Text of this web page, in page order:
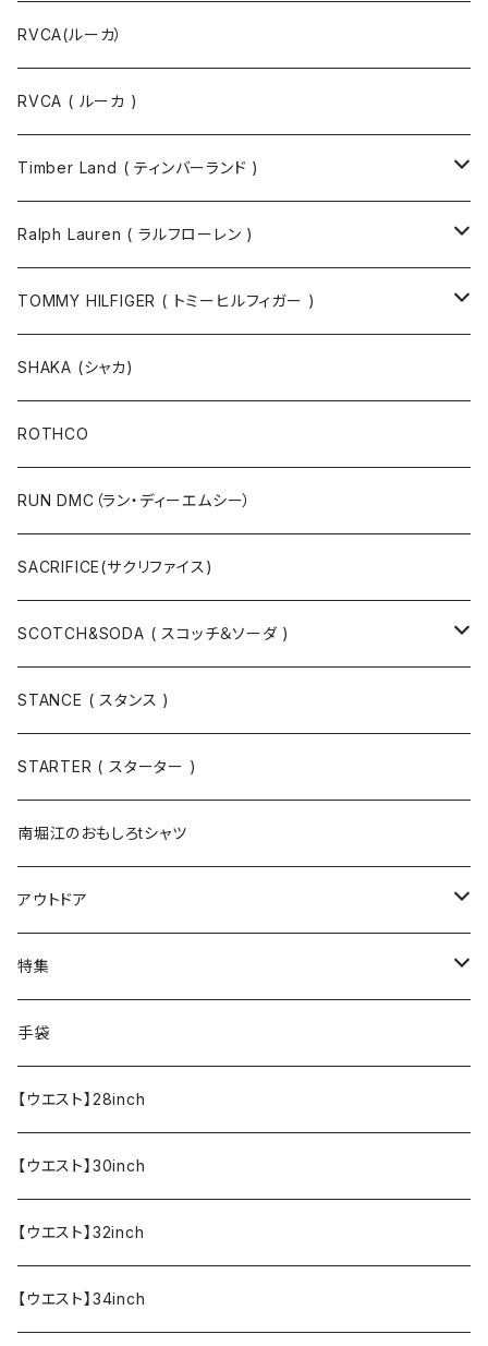
RVCA(ルーカ）
RVCA ( ルーカ )
Timber Land ( ティンバーランド )
ソックス
半袖Tシャツ
長袖Tシャツ
キャップ
ニットキャップ / ビーニー
ベルト / サスペンダー
Ralph Lauren ( ラルフローレン )
シャツ
帽子
ニットキャップ / ビーニー
キャップ
マフラー / ストール
シューズ
ニット
スウェット
Tシャツ / カットソー
半袖
長袖
手袋
ソックス
Tシャツ・カットソー
TOMMY HILFIGER ( トミーヒルフィガー )
ジャケット
SHAKA (シャカ)
ROTHCO
RUN DMC（ラン・ディーエムシー）
SACRIFICE(サクリファイス)
SCOTCH&SODA ( スコッチ＆ソーダ )
トップス
ボトムス
アウター
STANCE ( スタンス )
STARTER ( スターター )
南堀江のおもしろtシャツ
アウトドア
寝具・寝袋・ブランケット
食器・調理器具
エプロン
特集
メール便送料無料★オリジナルT
半袖Tシャツ
OUTLET!!!!!
手袋
【ウエスト】28inch
【ウエスト】30inch
【ウエスト】32inch
【ウエスト】34inch